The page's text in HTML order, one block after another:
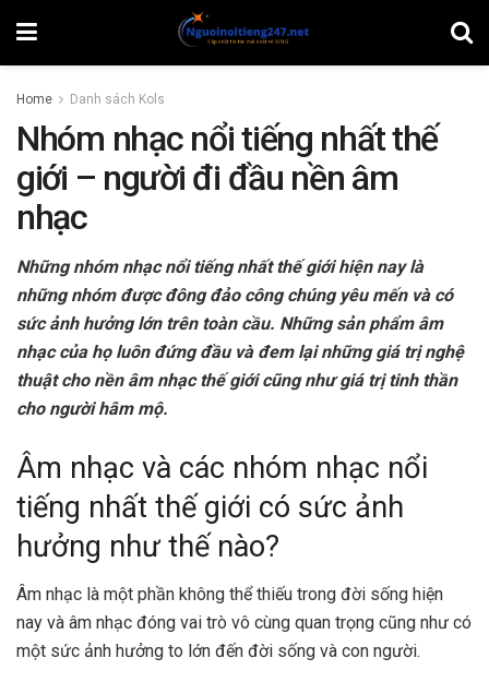
Home Danh sách Kols
Nhóm nhạc nổi tiếng nhất thế
giới – người đi đầu nền âm
nhạc
Những nhóm nhạc nổi tiếng nhất thế giới hiện nay là
những nhóm được đông đảo công chúng yêu mến và có
sức ảnh hưởng lớn trên toàn cầu. Những sản phẩm âm
nhạc của họ luôn đứng đầu và đem lại những giá trị nghệ
thuật cho nền âm nhạc thế giới cũng như giá trị tinh thần
cho người hâm mộ.
Âm nhạc và các nhóm nhạc nổi
tiếng nhất thế giới có sức ảnh
hưởng như thế nào?
Âm nhạc là một phần không thể thiếu trong đời sống hiện
nay và âm nhạc đóng vai trò vô cùng quan trọng cũng như có
một sức ảnh hưởng to lớn đến đời sống và con người.